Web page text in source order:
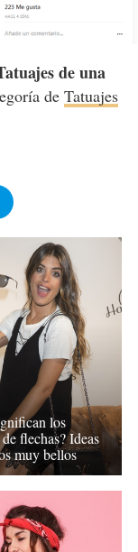
de una
de Tatuajes
los
flechas? Ideas
muy bellos